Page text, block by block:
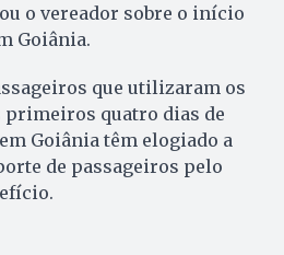
o vereador sobre o início
Goiânia.
que utilizaram os
primeiros quatro dias de
Goiânia têm elogiado a
de passageiros pelo